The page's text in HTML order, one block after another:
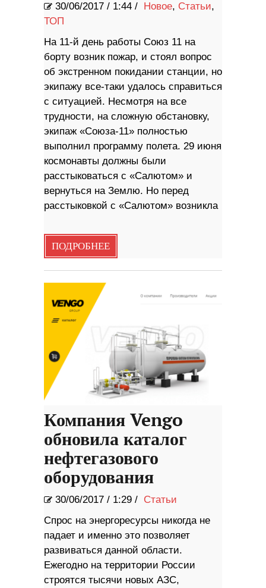
30/06/2017 / 1:44 / Новое, Статьи,
ТОП
На 11-й день работы Союз 11 на
борту возник пожар, и стоял вопрос
об экстренном покидании станции, но
экипажу все-таки удалось справиться
с ситуацией. Несмотря на все
трудности, на сложную обстановку,
экипаж «Союза-11» полностью
выполнил программу полета. 29 июня
космонавты должны были
расстыковаться с «Салютом» и
вернуться на Землю. Но перед
расстыковкой с «Салютом» возникла
ПОДРОБНЕЕ
Компания Vengo
обновила каталог
нефтегазового
оборудования
30/06/2017 / 1:29 / Статьи
Спрос на энергоресурсы никогда не
падает и именно это позволяет
развиваться данной области.
Ежегодно на территории России
строятся тысячи новых АЗС,